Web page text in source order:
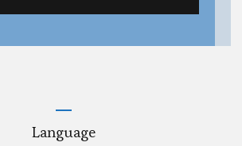
Language